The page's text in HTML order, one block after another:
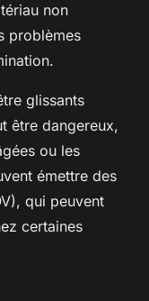
non
problèmes
glissants
être dangereux,
ou les
émettre des
qui peuvent
certaines